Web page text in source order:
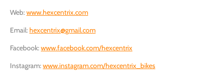
Web:www.hexcentrix.com
Email:hexcentrix@gmail.com
Facebook:www.facebook.com/hexcentrix
Instagram:www.instagram.com/hexcentrix_bikes